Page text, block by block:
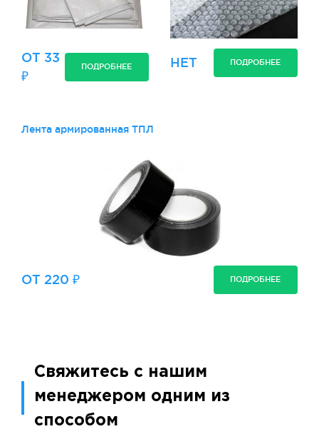
ОТ 33
₽
ПОДРОБНЕЕ НЕТ ПОДРОБНЕЕ
Лента армированная ТПЛ
ОТ 220 ₽ ПОДРОБНЕЕ
Свяжитесь с нашим
менеджером одним из
способом